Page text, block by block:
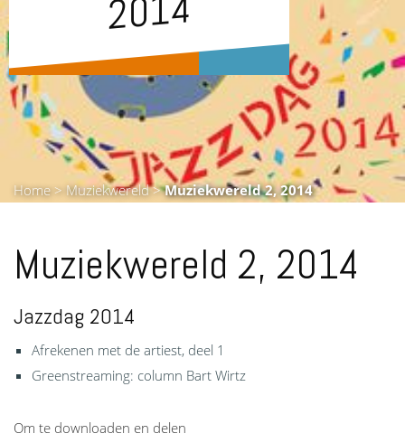
Home> Muziekwereld>Muziekwereld 2, 2014
Muziekwereld 2, 2014
Jazzdag 2014
Afrekenen met de artiest, deel 1
Greenstreaming: column Bart Wirtz
Om te downloaden en delen